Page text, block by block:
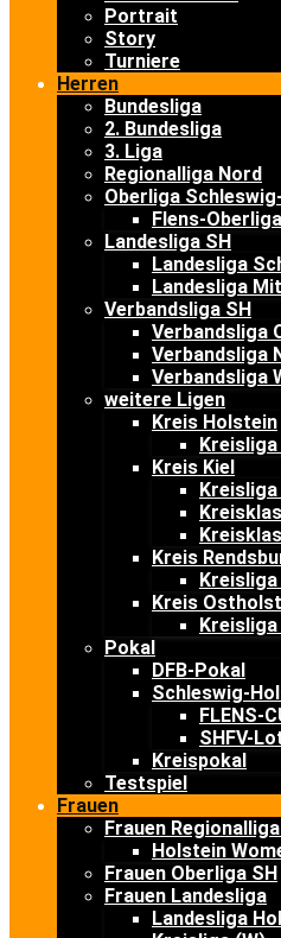
Portrait
Story
Turniere
Herren
Bundesliga
2. Bundesliga
3. Liga
Regionalliga Nord
Oberliga
Flens-Oberliga
Landesliga SH
Landesliga
Landesliga
Verbandsliga SH
Verbandsliga
Verbandsliga
Verbandsliga
weitere Ligen
Kreis Holstein
Kreisliga
Kreis Kiel
Kreisliga
Kreis
Kreisliga
Kreis
Kreisliga
Pokal
DFB-Pokal
Schleswig-
FLENS-
SHFV-
Kreispokal
Testspiel
Frauen
Frauen
Holstein
Frauen Oberliga SH
Frauen Landesliga
Landesliga